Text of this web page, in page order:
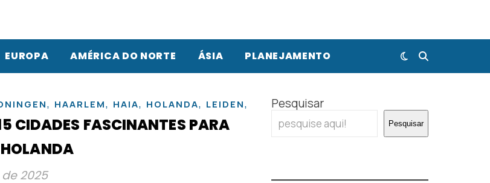
EUROPA AMÉRICA DO NORTE ÁSIA PLANEJAMENTO
, HAARLEM, HAIA, HOLANDA, LEIDEN, MAASTRICHT
CIDADES FASCINANTES PARA
2025
Pesquisar
Pesquisar